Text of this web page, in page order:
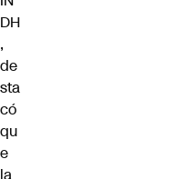
DH
,
de
sta
có
qu
e
la